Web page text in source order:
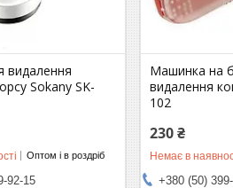
видалення
Sokany SK-
Оптом і в роздріб
92-15
Машинка на
видалення
102
230 ₴
Немає в
+380 (50)